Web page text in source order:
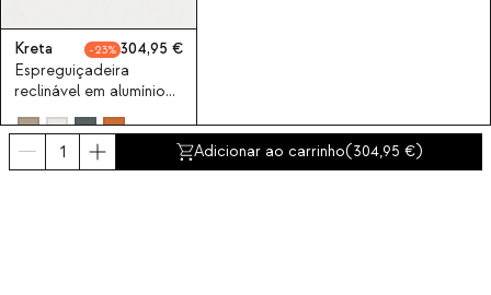
Adicionar ao carrinho(304,95 )
Kreta 23
304,95
Espreguiçadeira
reclinável em alumínio
com almofada em
tecido New Kreta